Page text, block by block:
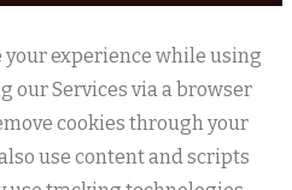
your experience while using
our Services via a browser
cookies through your
use content and scripts